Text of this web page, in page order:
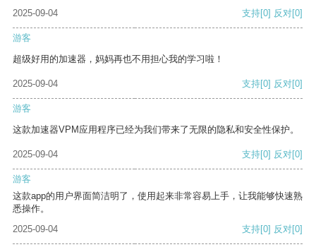
2025-09-04 支持[0] 反对[0]
游客
超级好用的加速器，妈妈再也不用担心我的学习啦！
2025-09-04 支持[0] 反对[0]
游客
这款加速器VPM应用程序已经为我们带来了无限的隐私和安全性保护。
2025-09-04 支持[0] 反对[0]
游客
这款app的用户界面简洁明了，使用起来非常容易上手，让我能够快速熟
悉操作。
2025-09-04
支持[0] 反对[0]